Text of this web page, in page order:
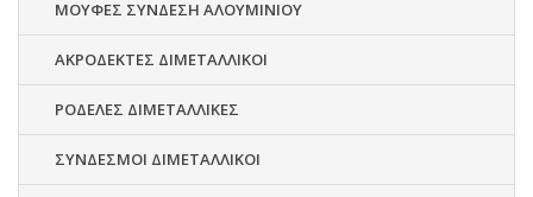
ΜΟΥΦΕΣ ΣΥΝΔΕΣΗ ΑΛΟΥΜΙΝΙΟΥ
ΑΚΡΟΔΕΚΤΕΣ ΔΙΜΕΤΑΛΛΙΚΟΙ
ΡΟΔΕΛΕΣ ΔΙΜΕΤΑΛΛΙΚΕΣ
ΣΥΝΔΕΣΜΟΙ ΔΙΜΕΤΑΛΛΙΚΟΙ